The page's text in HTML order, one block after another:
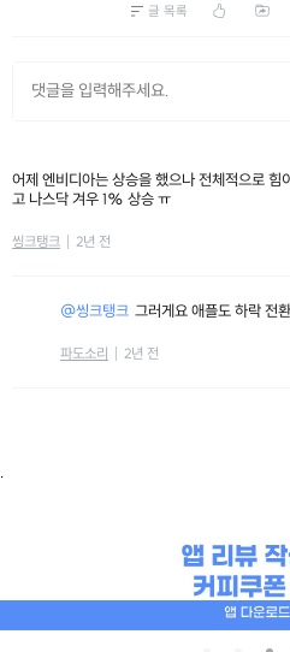
글 목록
어제 엔비디아는 상승을 했으나 전체적으로
고 나스닥 겨우 1% 상승 ㅠ
씽크탱크 2년 전
@씽크탱크 그러게요 애플도 하락 전환
파도소리 2년 전
.